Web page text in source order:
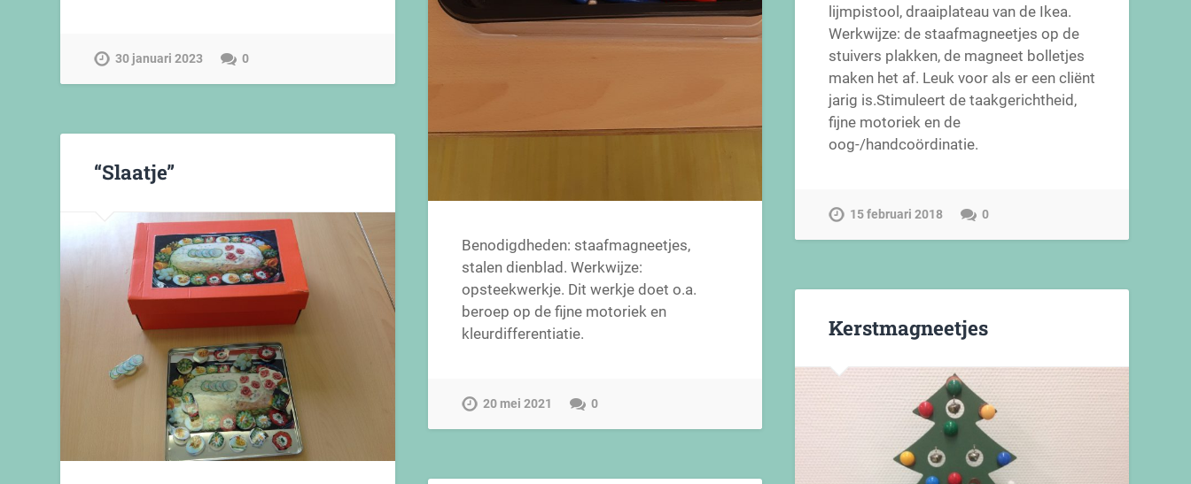
30 januari 2023 0
Benodigdheden: staafmagneetjes,
stalen dienblad. Werkwijze:
opsteekwerkje. Dit werkje doet o.a.
beroep op de fijne motoriek en
kleurdifferentiatie.
20 mei 2021 0
lijmpistool, draaiplateau van de Ikea.
Werkwijze: de staafmagneetjes op de
stuivers plakken, de magneet bolletjes
maken het af. Leuk voor als er een cliënt
jarig is.Stimuleert de taakgerichtheid,
fijne motoriek en de
oog-/handcoördinatie.
15 februari 2018 0
“Slaatje”
Kerstmagneetjes